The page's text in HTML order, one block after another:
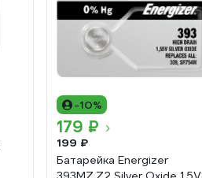
-10%
179 ₽
199 ₽
Батарейка Energizer